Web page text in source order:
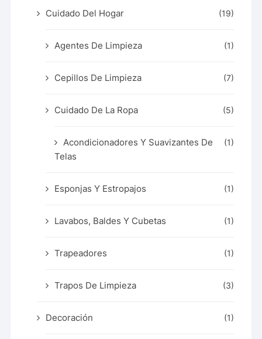
Cuidado Del Hogar (19)
Agentes De Limpieza (1)
Cepillos De Limpieza (7)
Cuidado De La Ropa (5)
Acondicionadores Y Suavizantes De
Telas
(1)
Esponjas Y Estropajos (1)
Lavabos, Baldes Y Cubetas (1)
Trapeadores (1)
Trapos De Limpieza (3)
Decoración (1)